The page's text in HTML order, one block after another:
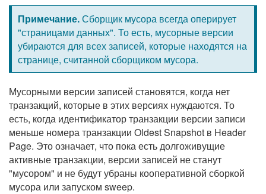
Примечание.Сборщик мусора всегда оперирует
"страницами данных". То есть, мусорные версии
убираются для всех записей, которые находятся на
странице, считанной сборщиком мусора.
Мусорными версии записей становятся, когда нет
транзакций, которые в этих версиях нуждаются. То
есть, когда идентификатор транзакции версии записи
меньше номера транзакции Oldest Snapshot в Header
Page. Это означает, что пока есть долгоживущие
активные транзакции, версии записей не станут
"мусором" и не будут убраны кооперативной сборкой
мусора или запуском sweep.